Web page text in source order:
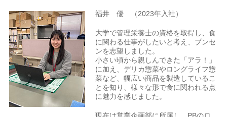
福井 優 （2023年入社）
大学で管理栄養士の資格を取得し、食
に関わる仕事がしたいと考え、ブンセ
ンを志望しました。
小さい頃から親しんできた「アラ！」
に加え、デリカ惣菜やロングライフ惣
菜など、幅広い商品を製造しているこ
とを知り、様々な形で食に関われる点
に魅力を感じました。